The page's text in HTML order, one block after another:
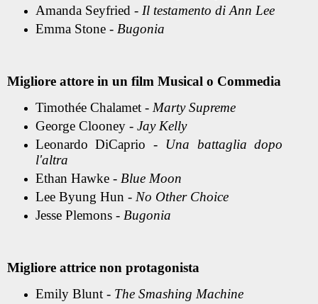
Amanda Seyfried - Il testamento di Ann Lee
Emma Stone - Bugonia
Migliore attore in un film Musical o Commedia
Timothée Chalamet - Marty Supreme
George Clooney - Jay Kelly
Leonardo DiCaprio - Una battaglia dopo
l'altra
Ethan Hawke - Blue Moon
Lee Byung Hun - No Other Choice
Jesse Plemons - Bugonia
Migliore attrice non protagonista
Emily Blunt - The Smashing Machine